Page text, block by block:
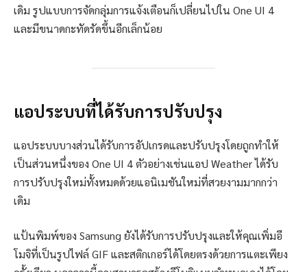
เดิม รูปแบบการจัดกลุ่มการแจ้งเตือนก็เปลี่ยนไปใน One UI 4
และมีขนาดกะทัดรัดขึ้นอีกเล็กน้อย
แอประบบที่ได้รับการปรับปรุง
แอประบบบางส่วนได้รับการอัปเกรดและปรับปรุงโดยถูกทำให้
เป็นส่วนหนึ่งของ One UI 4 ตัวอย่างเช่นแอป Weather ได้รับ
การปรับปรุงใหม่ทั้งหมดด้วยแอนิเมชันใหม่ที่สวยงามมากกว่า
เดิม
แป้นพิมพ์ของ Samsung ยังได้รับการปรับปรุงและให้คุณเพิ่มอี
โมจิที่เป็นรูปไฟล์ GIF และสติกเกอร์ได้โดยตรงด้วยการแตะเพียง